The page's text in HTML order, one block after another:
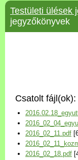
Uraiújfalu
Választási
Versenyképes
Program
Testületi ülések
jegyzőkönyvek
Csatolt fájl(ok):
2016_02_11.pdf
2016_02_18.pdf